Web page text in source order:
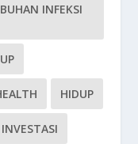
INFEKSI
HIDUP
INVESTASI